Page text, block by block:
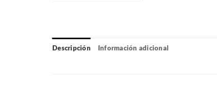
Descripción Información adicional